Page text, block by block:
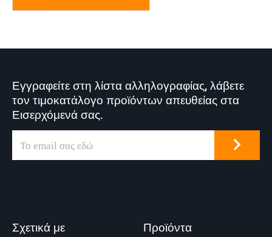
Εγγραφείτε στη λίστα αλληλογραφίας, λάβετε
τον τιμοκατάλογο προϊόντων απευθείας στα
Εισερχόμενά σας.
Σχετικά με
Προϊόντα